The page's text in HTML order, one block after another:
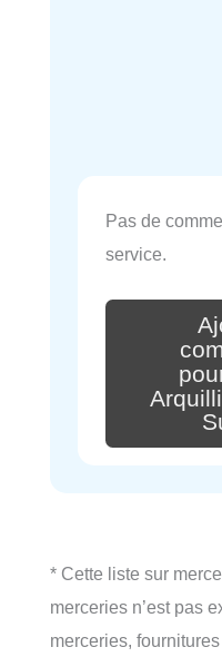
Pas de
service.
* Cette liste sur
merceries n’est pas
merceries,